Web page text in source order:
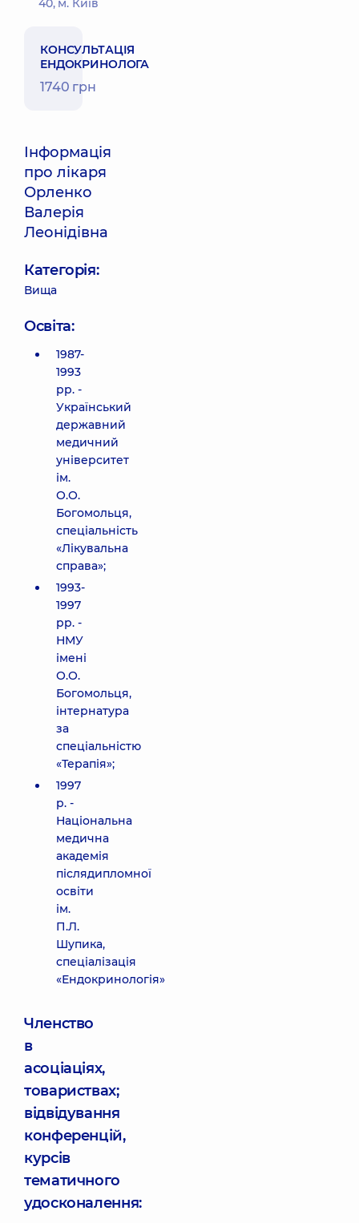
40, м. Київ
КОНСУЛЬТАЦІЯ
ЕНДОКРИНОЛОГА
1740 грн
Інформація
про лікаря
Орленко
Валерія
Леонідівна
Категорія:
Вища
Освіта:
1987-
1993
рр. -
Український
державний
медичний
університет
ім.
О.О.
Богомольця,
спеціальність
«Лікувальна
справа»;
1993-
1997
рр. -
НМУ
імені
О.О.
Богомольця,
інтернатура
за
спеціальністю
«Терапія»;
1997
р. -
Національна
медична
академія
післядипломної
освіти
ім.
П.Л.
Шупика,
спеціалізація
«Ендокринологія»
Членство
в
асоціаціях,
товариствах;
відвідування
конференцій,
курсів
тематичного
удосконалення: